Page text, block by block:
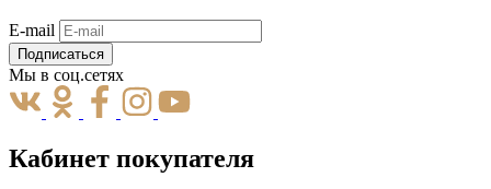
E-mail
Подписаться
Мы в соц.сетях
Кабинет покупателя